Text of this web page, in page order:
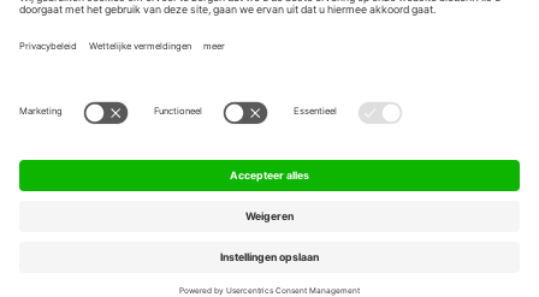
Contact
FAQ
Werken bij ons
Algemene Voorwaarden